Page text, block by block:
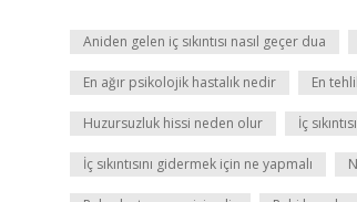
Aniden gelen iç sıkıntısı nasıl geçer dua
En ağır psikolojik hastalık nedir En
Huzursuzluk hissi neden olur İç
İç sıkıntısını gidermek için ne yapmalı